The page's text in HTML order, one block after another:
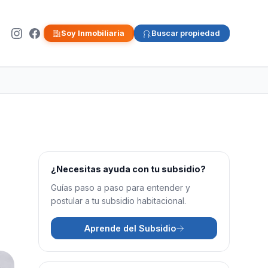
Soy Inmobiliaria Buscar propiedad
¿Necesitas ayuda con tu subsidio?
Guías paso a paso para entender y
postular a tu subsidio habitacional.
Aprende del Subsidio